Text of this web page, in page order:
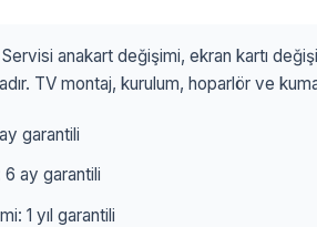
Servisi anakart değişimi, ekran kartı
TV montaj, kurulum, hoparlör ve
garantili
6 ay garantili
1 yıl garantili